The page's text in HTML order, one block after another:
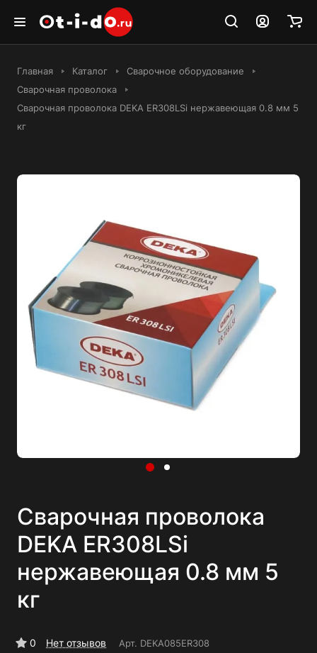
Главная Каталог
Сварочное оборудование
Сварочная проволока
Сварочная проволока DEKA ER308LSi нержавеющая 0.8 мм 5
кг
Сварочная проволока
DEKA ER308LSi
нержавеющая 0.8 мм 5
кг
0 Нет отзывов Арт. DEKA085ER308